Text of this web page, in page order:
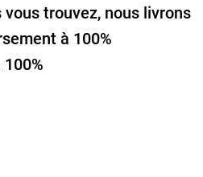
trouvez, nous livrons
à 100%